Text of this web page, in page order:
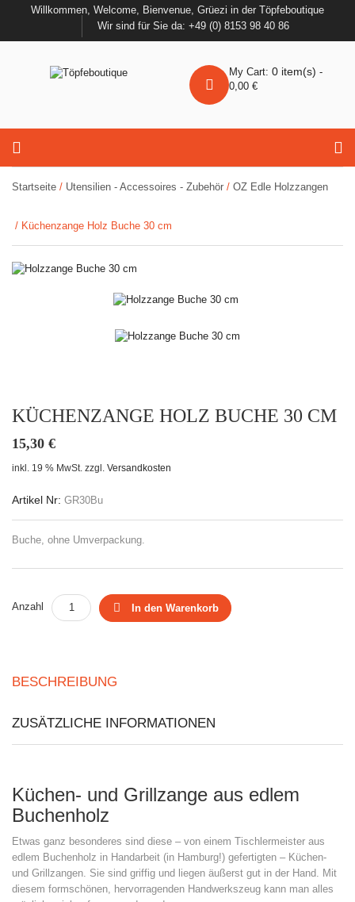
Willkommen, Welcome, Bienvenue, Grüezi in der Töpfeboutique
Wir sind für Sie da: +49 (0) 8153 98 40 86
My Cart: 0 item(s) -
0,00 €
Startseite / Utensilien - Accessoires - Zubehör / OZ Edle Holzzangen
/ Küchenzange Holz Buche 30 cm
KÜCHENZANGE HOLZ BUCHE 30 CM
15,30 €
inkl. 19 % MwSt. zzgl. Versandkosten
Artikel Nr: GR30Bu
Buche, ohne Umverpackung.
Anzahl In den Warenkorb
BESCHREIBUNG
ZUSÄTZLICHE INFORMATIONEN
Küchen- und Grillzange aus edlem
Buchenholz
Etwas ganz besonderes sind diese – von einem Tischlermeister aus
edlem Buchenholz in Handarbeit (in Hamburg!) gefertigten – Küchen-
und Grillzangen. Sie sind griffig und liegen äußerst gut in der Hand. Mit
diesem formschönen, hervorragenden Handwerkszeug kann man alles